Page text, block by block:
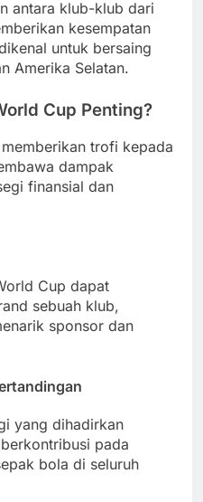
antara klub-klub dari
kesempatan
untuk bersaing
Amerika Selatan.
Cup Penting?
trofi kepada
dampak
finansial dan
Cup dapat
sebuah klub,
sponsor dan
yang dihadirkan
pada
bola di seluruh